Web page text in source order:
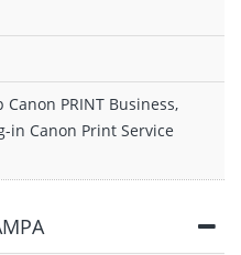
PRINT Business,
in Canon Print Service